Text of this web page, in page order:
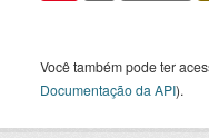
Você também pode ter
Documentação da API).